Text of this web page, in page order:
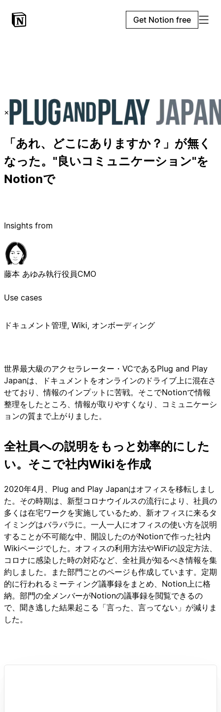
Get Notion free
×
「あれ、どこにありますか？」が無く
なった。"良いコミュニケーション"を
Notionで
世界最大級のアクセラレーター・VCであるPlug and Play
Japanは、ドキュメントをオンラインのドライブ上に混在さ
せており、情報のインプットに苦戦。そこでNotionで情報
整理をしたところ、情報が取りやすくなり、コミュニケーシ
ョンの質まで上がりました。
全社員への説明をもっと効率的にした
い。そこで社内Wikiを作成
2020年4月、Plug and Play Japanはオフィスを移転しまし
た。その時期は、新型コロナウイルスの流行により、社員の
多くは在宅ワークを実施しているため、新オフィスに来るタ
イミングはバラバラに。一人一人にオフィスの使い方を説明
することが不可能な中、開設したのがNotionで作った社内
Wikiページでした。オフィスの利用方法やWiFiの設定方法、
コロナに感染した時の対応など、全社員が知るべき情報を集
約しました。また部門ごとのページも作成しています。定期
的に行われるミーティング議事録をまとめ、Notion上に格
納。部門の全メンバーがNotionの議事録を閲覧できるの
で、聞き逃した結果起こる「言った、言ってない」が減りま
した。
Insights from
藤本 あゆみ執行役員CMO
Use cases
ドキュメント管理, Wiki, オンボーディング